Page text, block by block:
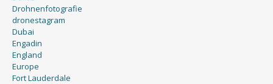
Drohnenfotografie
dronestagram
Dubai
Engadin
England
Europe
Fort Lauderdale